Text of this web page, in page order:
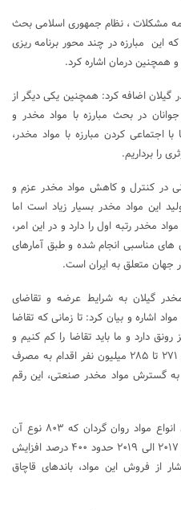
مشکلات ، نظام جمهوری اسلامی بحث
که این مبارزه در چند محور برنامه ریزی
درمان اشاره کرد.
گیلان اضافه کرد: همچنین یکی دیگر از
در بحث مبارزه با مواد مخدر و
اجتماعی کردن مبارزه با مواد مخدر،
را برداریم.
در کنترل و کاهش مواد مخدر عزم و
این مواد مخدر بسیار زیاد است اما
مخدر رتبه اول را دارد و در این امر،
مناسبی انجام شده و طبق آمارهای
گیلان به شرایط عرضه و تقاضای
اشاره و بیان کرد: تا زمانی که تقاضا
دارد و ما باید تقاضا را کم کنیم و
این در حالی است که هر ساله در جهان ۲۷۱ تا ۲۸۵ میلیون نفر اقدام به مصرف
گسترش مواد مخدر صنعتی، این رقم
باقری خاطرنشان کرد: متاسفانه با وجود انواع مواد روان گردان که ۸۰۳ نوع آن
شناسایی شده ، مصرف این مواد از سال ۲۰۱۷ الی ۲۰۱۹ حدود ۴۰۰ درصد افزایش
از فروش این مواد، باندهای قاچاق